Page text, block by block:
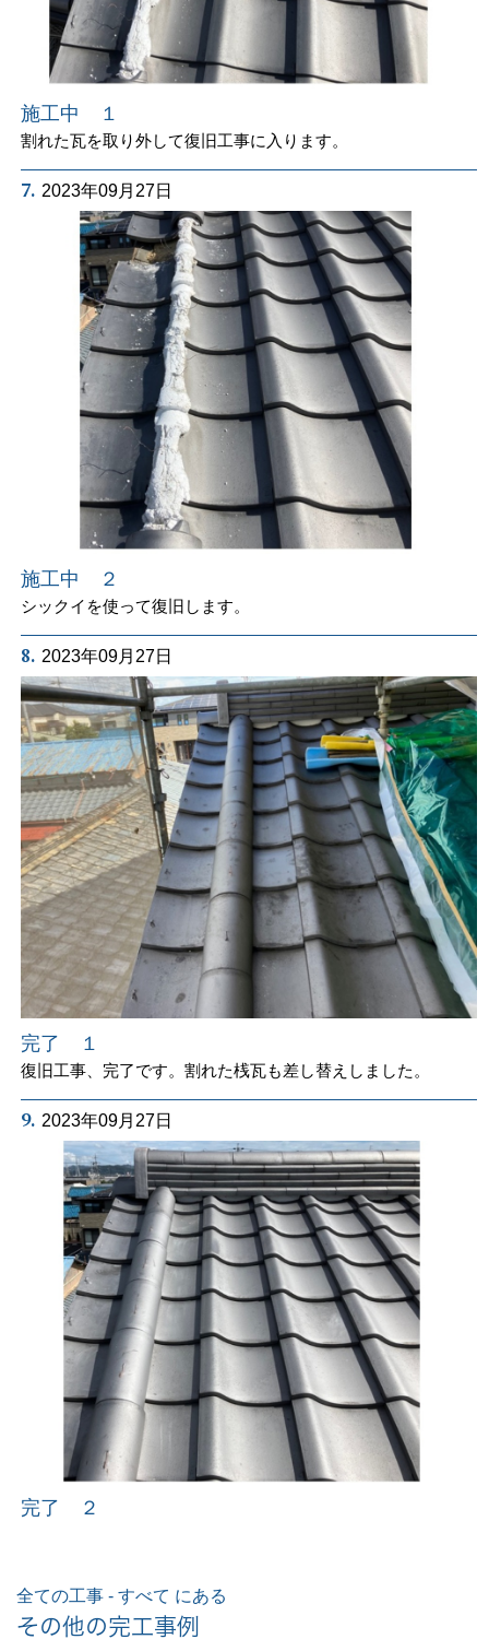
施工中 １
割れた瓦を取り外して復旧工事に入ります。
7. 2023年09月27日
施工中 ２
シックイを使って復旧します。
8. 2023年09月27日
完了 １
復旧工事、完了です。割れた桟瓦も差し替えしました。
9. 2023年09月27日
完了 ２
全ての工事 - すべて にある
その他の完工事例